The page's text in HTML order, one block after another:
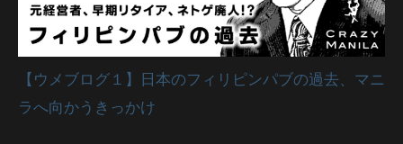
【ウメブログ１】日本のフィリピンパブの過去、マニ
ラへ向かうきっかけ